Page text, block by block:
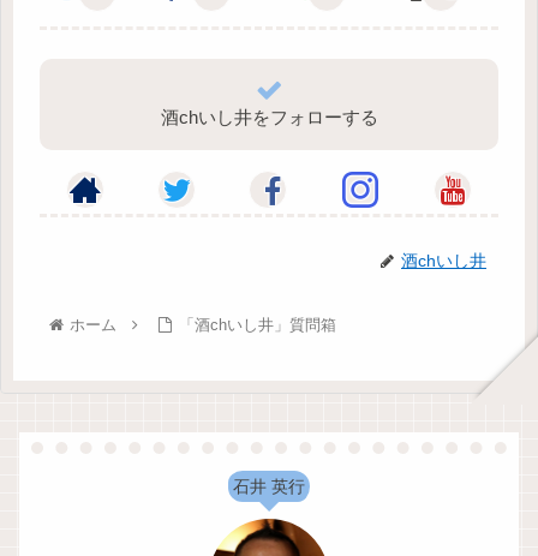
酒chいし井をフォローする
酒chいし井
ホーム 「酒chいし井」質問箱
石井 英行